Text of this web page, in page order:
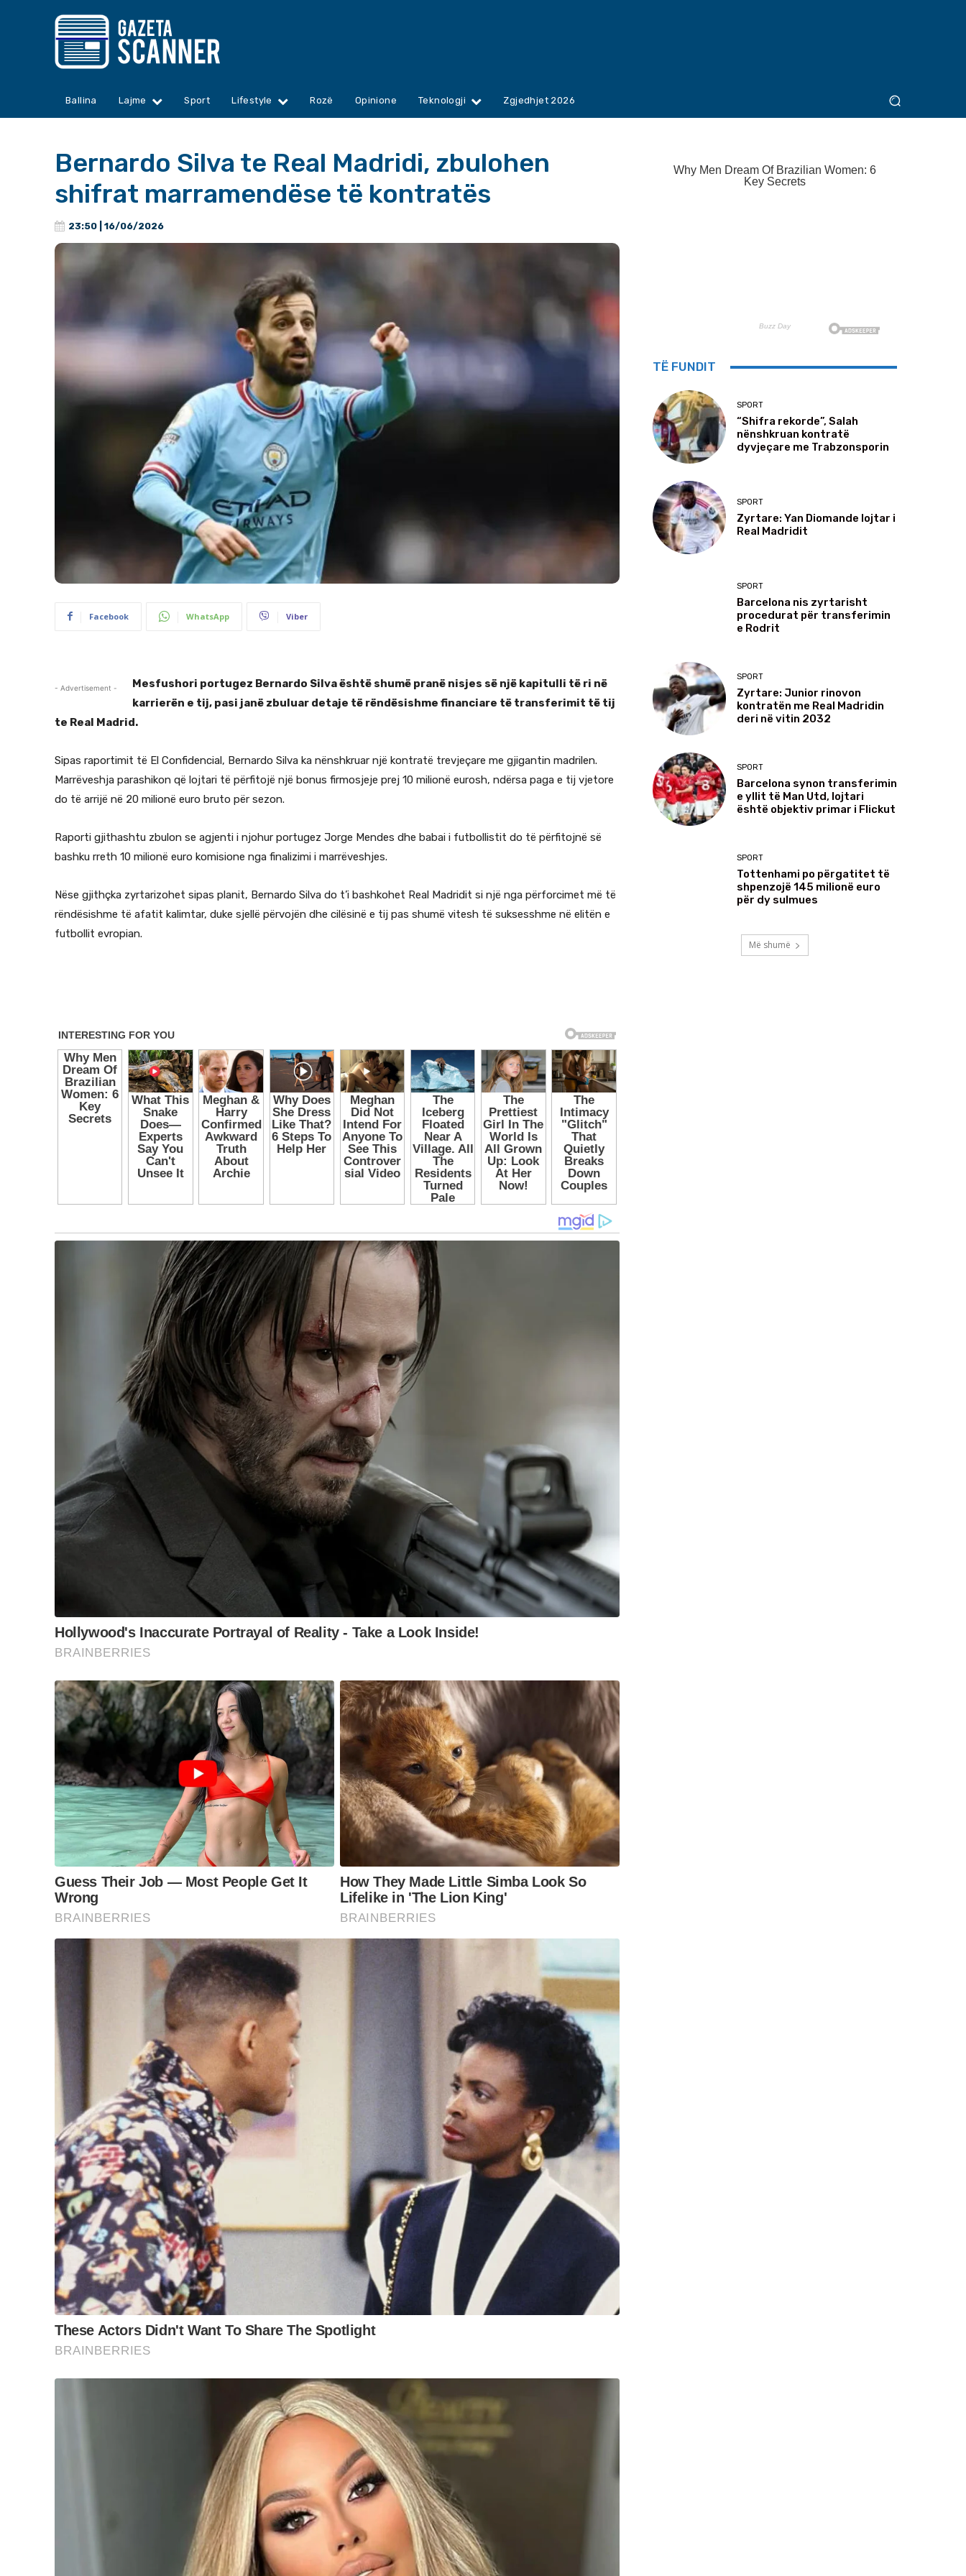
Ballina Lajme Sport Lifestyle Rozë Opinione Teknologji Zgjedhjet 2026
Bernardo Silva te Real Madridi, zbulohen
shifrat marramendëse të kontratës
23:50 | 16/06/2026
Facebook WhatsApp Viber
- Advertisement -
Mesfushori portugez Bernardo Silva është shumë pranë nisjes së një kapitulli të ri në
karrierën e tij, pasi janë zbuluar detaje të rëndësishme financiare të transferimit të tij
te Real Madrid.
Sipas raportimit të El Confidencial, Bernardo Silva ka nënshkruar një kontratë trevjeçare me gjigantin madrilen.
Marrëveshja parashikon që lojtari të përfitojë një bonus firmosjeje prej 10 milionë eurosh, ndërsa paga e tij vjetore
do të arrijë në 20 milionë euro bruto për sezon.
Raporti gjithashtu zbulon se agjenti i njohur portugez Jorge Mendes dhe babai i futbollistit do të përfitojnë së
bashku rreth 10 milionë euro komisione nga finalizimi i marrëveshjes.
Nëse gjithçka zyrtarizohet sipas planit, Bernardo Silva do t’i bashkohet Real Madridit si një nga përforcimet më të
rëndësishme të afatit kalimtar, duke sjellë përvojën dhe cilësinë e tij pas shumë vitesh të suksesshme në elitën e
futbollit evropian.
TË FUNDIT
SPORT
“Shifra rekorde”, Salah
nënshkruan kontratë
dyvjeçare me Trabzonsporin
SPORT
Zyrtare: Yan Diomande lojtar i
Real Madridit
SPORT
Barcelona nis zyrtarisht
procedurat për transferimin
e Rodrit
SPORT
Zyrtare: Junior rinovon
kontratën me Real Madridin
deri në vitin 2032
SPORT
Barcelona synon transferimin
e yllit të Man Utd, lojtari
është objektiv primar i Flickut
SPORT
Tottenhami po përgatitet të
shpenzojë 145 milionë euro
për dy sulmues
Më shumë